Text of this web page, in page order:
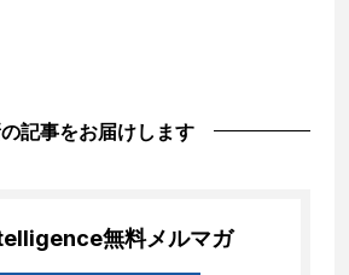
記事をお届けします
無料メルマガ